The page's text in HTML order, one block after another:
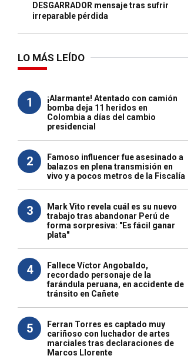
DESGARRADOR mensaje tras sufrir
irreparable pérdida
LO MÁS LEÍDO
1
¡Alarmante! Atentado con camión
bomba deja 11 heridos en
Colombia a días del cambio
presidencial
2
Famoso influencer fue asesinado a
balazos en plena transmisión en
vivo y a pocos metros de la Fiscalía
3
Mark Vito revela cuál es su nuevo
trabajo tras abandonar Perú de
forma sorpresiva: "Es fácil ganar
plata"
4
Fallece Víctor Angobaldo,
recordado personaje de la
farándula peruana, en accidente de
tránsito en Cañete
5
Ferran Torres es captado muy
cariñoso con luchador de artes
marciales tras declaraciones de
Marcos Llorente